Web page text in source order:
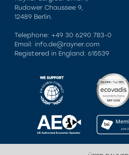
Rudower Chaussee 9,
12489 Berlin.
Telephone: +49 30 6290 783-0
Email: info.de@rayner.com
Registered in England: 615539